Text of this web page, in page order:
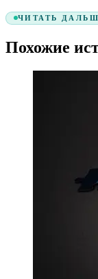
ЧИТАТЬ
Похожие